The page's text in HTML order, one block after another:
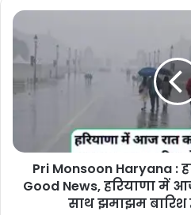
Realme 15: Samsung
लॉन्च होने को तैयार
कैमरे भी होगा AI फ़ीचर
Pri Monsoon Haryana :
Good News, हरियाणा
साथ झमाझम बारिश